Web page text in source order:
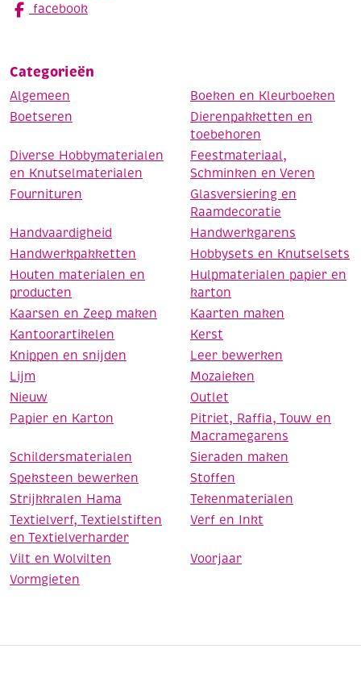
facebook
Categorieën
Algemeen
Boeken en Kleurboeken
Boetseren
Dierenpakketten en
toebehoren
Diverse Hobbymaterialen
en Knutselmaterialen
Feestmateriaal,
Schminken en Veren
Fournituren
Glasversiering en
Raamdecoratie
Handvaardigheid
Handwerkgarens
Handwerkpakketten
Hobbysets en Knutselsets
Houten materialen en
producten
Hulpmaterialen papier en
karton
Kaarsen en Zeep maken
Kaarten maken
Kantoorartikelen
Kerst
Knippen en snijden
Leer bewerken
Lijm
Mozaieken
Nieuw
Outlet
Papier en Karton
Pitriet, Raffia, Touw en
Macramegarens
Schildersmaterialen
Sieraden maken
Speksteen bewerken
Stoffen
Strijkkralen Hama
Tekenmaterialen
Textielverf, Textielstiften
en Textielverharder
Verf en Inkt
Vilt en Wolvilten
Voorjaar
Vormgieten